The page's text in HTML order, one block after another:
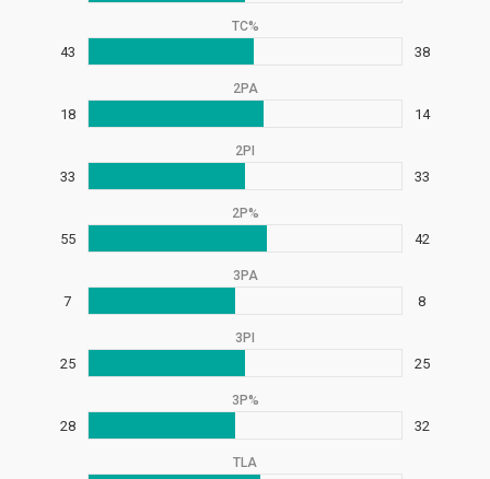
TC%
43 38
2PA
18 14
2PI
33 33
2P%
55 42
3PA
7 8
3PI
25 25
3P%
28 32
TLA